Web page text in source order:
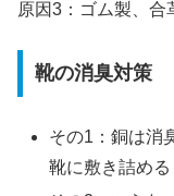
原因3：ゴム製、合
靴の消臭対策
その1：銅は消
靴に敷き詰める